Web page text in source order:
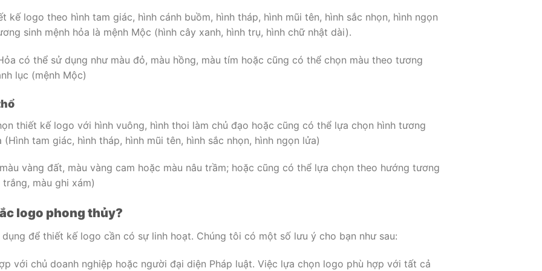
kế logo theo hình tam giác, hình cánh buồm, hình tháp, hình mũi tên, hình sắc nhọn, hình ngọn
sinh mệnh hỏa là mệnh Mộc (hình cây xanh, hình trụ, hình chữ nhật dài).
có thể sử dụng như màu đỏ, màu hồng, màu tím hoặc cũng có thể chọn màu theo tương
lục (mệnh Mộc)
thiết kế logo với hình vuông, hình thoi làm chủ đạo hoặc cũng có thể lựa chọn hình tương
tam giác, hình tháp, hình mũi tên, hình sắc nhọn, hình ngọn lửa)
vàng đất, màu vàng cam hoặc màu nâu trầm; hoặc cũng có thể lựa chọn theo hướng tương
màu ghi xám)
logo phong thủy?
để thiết kế logo cần có sự linh hoạt. Chúng tôi có một số lưu ý cho bạn như sau:
với chủ doanh nghiệp hoặc người đại diện Pháp luật. Việc lựa chọn logo phù hợp với tất cả